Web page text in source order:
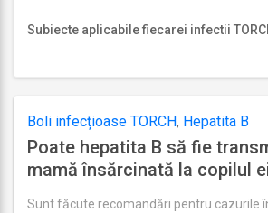
Subiecte aplicabile fiecarei infectii
Boli infecțioase TORCH, Hepatita B
Poate hepatita B să fie
mamă însărcinată la copilul
Sunt făcute recomandări pentru cazurile